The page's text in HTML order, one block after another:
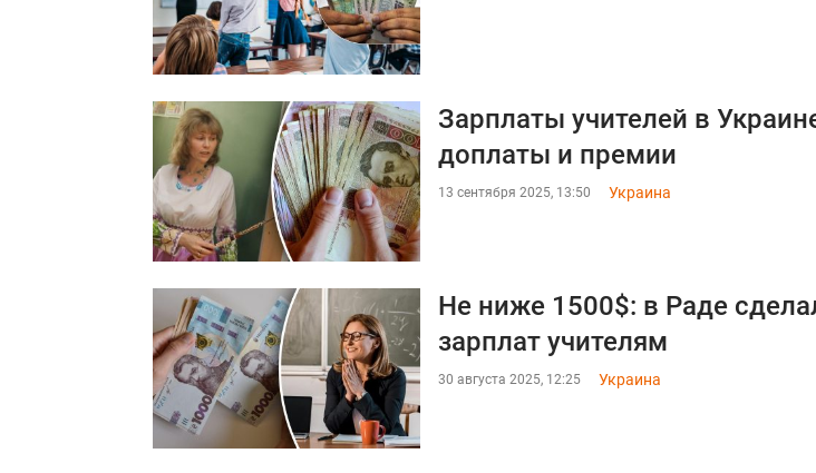
Зарплаты учителей в
доплаты и премии
13 сентября 2025, 13:50 Украина
Не ниже 1500$: в Раде
зарплат учителям
30 августа 2025, 12:25 Украина